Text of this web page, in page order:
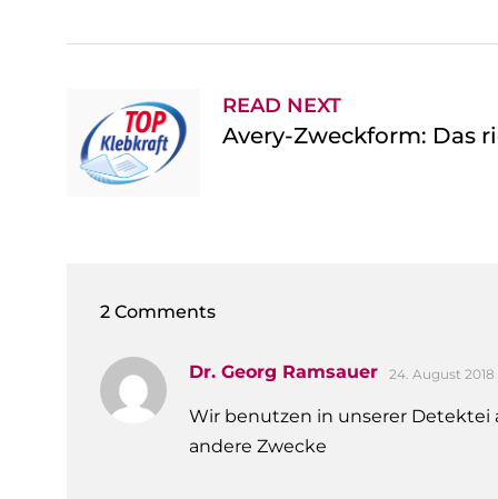
READ NEXT
Avery-Zweckform: Das
2 Comments
Dr. Georg Ramsauer 24. August 2018
Wir benutzen in unserer Detektei
andere Zwecke